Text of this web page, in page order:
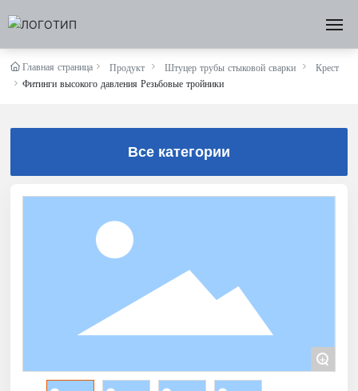
ДОМ
НОВОСТИ
Главная страница Продукт Штуцер трубы стыковой сварки
Крест
Фитинги высокого давления Резьбовые тройники
Все категории
+